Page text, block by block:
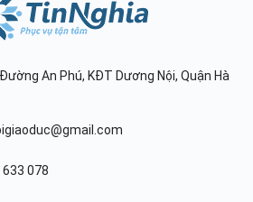
An Phú, KĐT Dương Nội, Quận Hà
078